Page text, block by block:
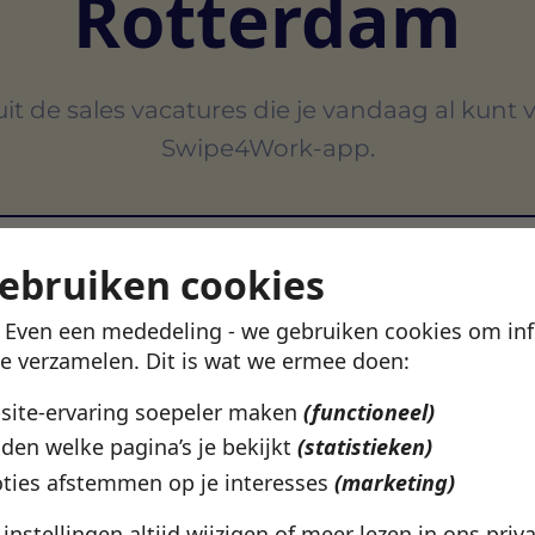
cookies
Even een mededeling - we gebruiken cookies om
verzamelen. Dit is wat we ermee doen:
ervaring soepeler maken (functioneel)
welke pagina’s je bekijkt (statistieken)
afstemmen op je interesses (marketing)
de sales vacatures die je vandaag al kunt
Swipe4Work-app.
DOOR 500+ WERKGEVERS IN